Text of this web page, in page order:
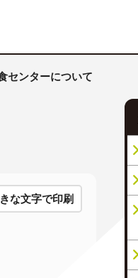
センターについて
な文字で印刷